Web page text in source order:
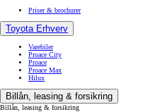
Priser & brochurer
Toyota Erhverv
Varebiler
Proace City
Proace
Proace Max
Hilux
Billån, leasing & forsikring
Billån, leasing & forsikring